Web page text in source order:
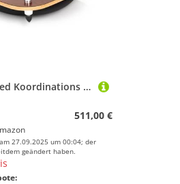
Togu Postured Koordinations und Stabilitätstrainer
511,00 €
27.09.2025 um 00:04; der
geändert haben.